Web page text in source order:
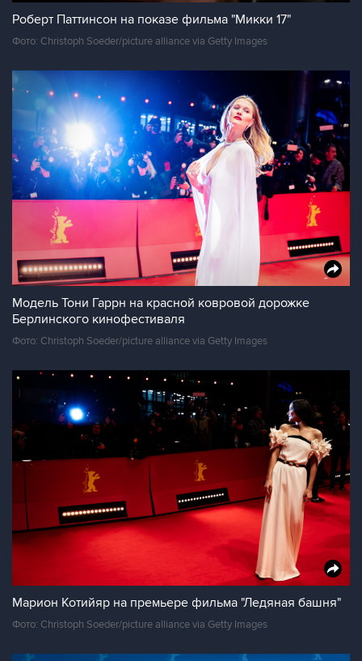
Роберт Паттинсон на показе фильма "Микки 17"
Фото: Christoph Soeder/picture alliance via Getty Images
Модель Тони Гаррн на красной ковровой дорожке
Берлинского кинофестиваля
Фото: Christoph Soeder/picture alliance via Getty Images
Марион Котийяр на премьере фильма "Ледяная башня"
Фото: Christoph Soeder/picture alliance via Getty Images